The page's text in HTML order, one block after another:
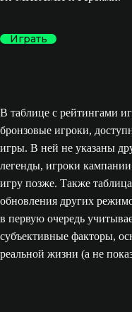
Играть
В таблице с рейтингами
бронзовые игроки,
игры. В ней не указаны
легенды, игроки
игру позже. Также
обновления других
в первую очередь
субъективные факторы,
реальной жизни (а не